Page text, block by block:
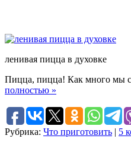
ленивая пицца в духовке
Пицца, пицца! Как много мы
полностью »
Рубрика: Что приготовить | 5